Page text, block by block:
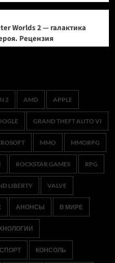
Worlds 2 — галактика
Рецензия
2 AMD APPLE
GRAND THEFT AUTO VI
MMO MMORPG
ROCKSTAR GAMES RPG
LIBERTY VALVE
АНОНСЫ В МИРЕ
КОНСОЛЬ